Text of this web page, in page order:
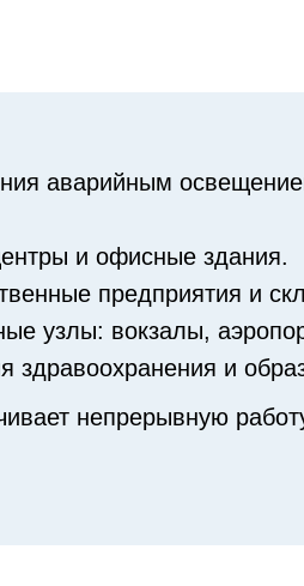
аварийным
и офисные здания.
предприятия и
узлы: вокзалы,
здравоохранения и
непрерывную